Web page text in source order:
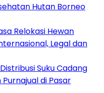
Hutan Borneo
Relokasi Hewan
Legal dan
Suku Cadang
di Pasar